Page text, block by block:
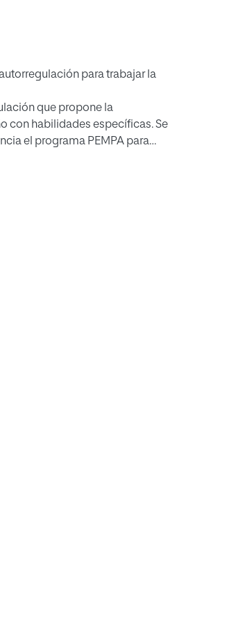
para trabajar la
que propone la
con habilidades específicas. Se
el programa PEMPA para
bases de la actividad
de la competencia de aprender